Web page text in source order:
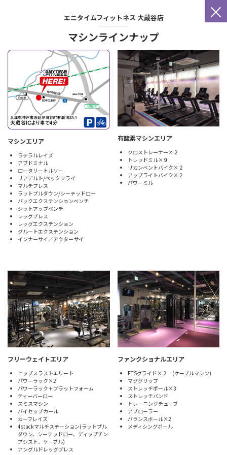
×
エニタイムフィットネス 大蔵谷店
マシンラインナップ
マシンエリア
ラテラルレイズ
アブドミナル
ロータリートルソー
リアデルト/ペックフライ
マルチプレス
ラットプルダウン/シーテッドロー
バックエクステンションベンチ
シットアップベンチ
レッグプレス
レッグエクステンション
グルートエクステンション
インナーサイ／アウターサイ
有酸素マシンエリア
クロストレーナー×２
トレッドミル×９
リカンベントバイク×２
アップライトバイク×２
パワーミル
フリーウェイトエリア
ヒップスラストエリート
パワーラック×2
パワーラック＋プラットフォーム
ティーバーロー
スミスマシン
バイセップカール
カーフレイズ
4stackマルチステーション(ラットプル
ダウン、シーテッドロー、ディップチン
アシスト、ケーブル)
アングルドレッグプレス
ファンクショナルエリア
FTSグライド×２ (ケーブルマシン)
マググリップ
ストレッチポール×3
ストレッチバンド
トレーニングチューブ
アブローラー
バランスボール×2
メディシングボール